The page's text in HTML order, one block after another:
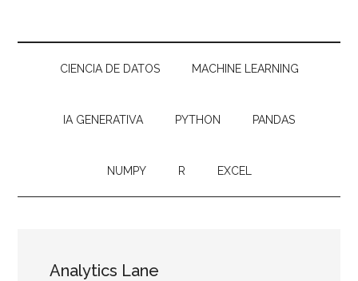
CIENCIA DE DATOS MACHINE LEARNING
IA GENERATIVA PYTHON PANDAS
NUMPY R EXCEL
Analytics Lane